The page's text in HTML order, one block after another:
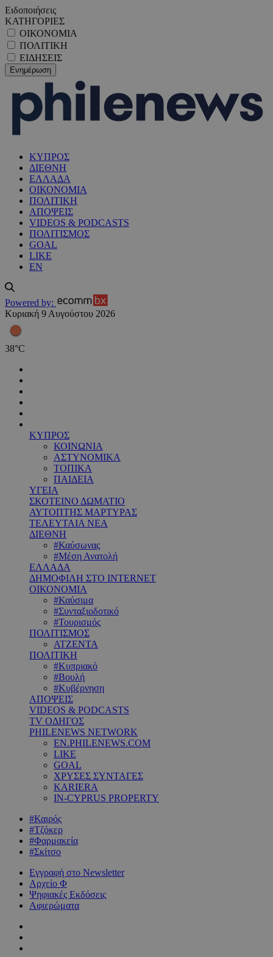
Ειδοποιήσεις
ΚΑΤΗΓΟΡΙΕΣ
ΟΙΚΟΝΟΜΙΑ
ΠΟΛΙΤΙΚΗ
ΕΙΔΗΣΕΙΣ
ΚΥΠΡΟΣ
ΔΙΕΘΝΗ
ΕΛΛΑΔΑ
ΟΙΚΟΝΟΜΙΑ
ΠΟΛΙΤΙΚΗ
ΑΠΟΨΕΙΣ
VIDEOS & PODCASTS
ΠΟΛΙΤΙΣΜΟΣ
GOAL
LIKE
EN
Powered by:
Κυριακή 9 Αυγούστου 2026
38°C
ΚΥΠΡΟΣ
ΚΟΙΝΩΝΙΑ
ΑΣΤΥΝΟΜΙΚΑ
ΤΟΠΙΚΑ
ΠΑΙΔΕΙΑ
ΥΓΕΙΑ
ΣΚΟΤΕΙΝΟ ΔΩΜΑΤΙΟ
ΑΥΤΟΠΤΗΣ ΜΑΡΤΥΡΑΣ
ΤΕΛΕΥΤΑΙΑ ΝΕΑ
ΔΙΕΘΝΗ
#Καύσωνας
#Μέση Ανατολή
ΕΛΛΑΔΑ
ΔΗΜΟΦΙΛΗ ΣΤΟ INTERNET
ΟΙΚΟΝΟΜΙΑ
#Καύσιμα
#Συνταξιοδοτικό
#Τουρισμός
ΠΟΛΙΤΙΣΜΟΣ
ΑΤΖΕΝΤΑ
ΠΟΛΙΤΙΚΗ
#Κυπριακό
#Βουλή
#Κυβέρνηση
ΑΠΟΨΕΙΣ
VIDEOS & PODCASTS
TV ΟΔΗΓΟΣ
PHILENEWS NETWORK
EN.PHILENEWS.COM
LIKE
GOAL
ΧΡΥΣΕΣ ΣΥΝΤΑΓΕΣ
KARIERA
IN-CYPRUS PROPERTY
#Καιρός
#Τζόκερ
#Φαρμακεία
#Σκίτσο
Εγγραφή στο Newsletter
Αρχείο Φ
Ψηφιακές Εκδόσεις
Αφιερώματα